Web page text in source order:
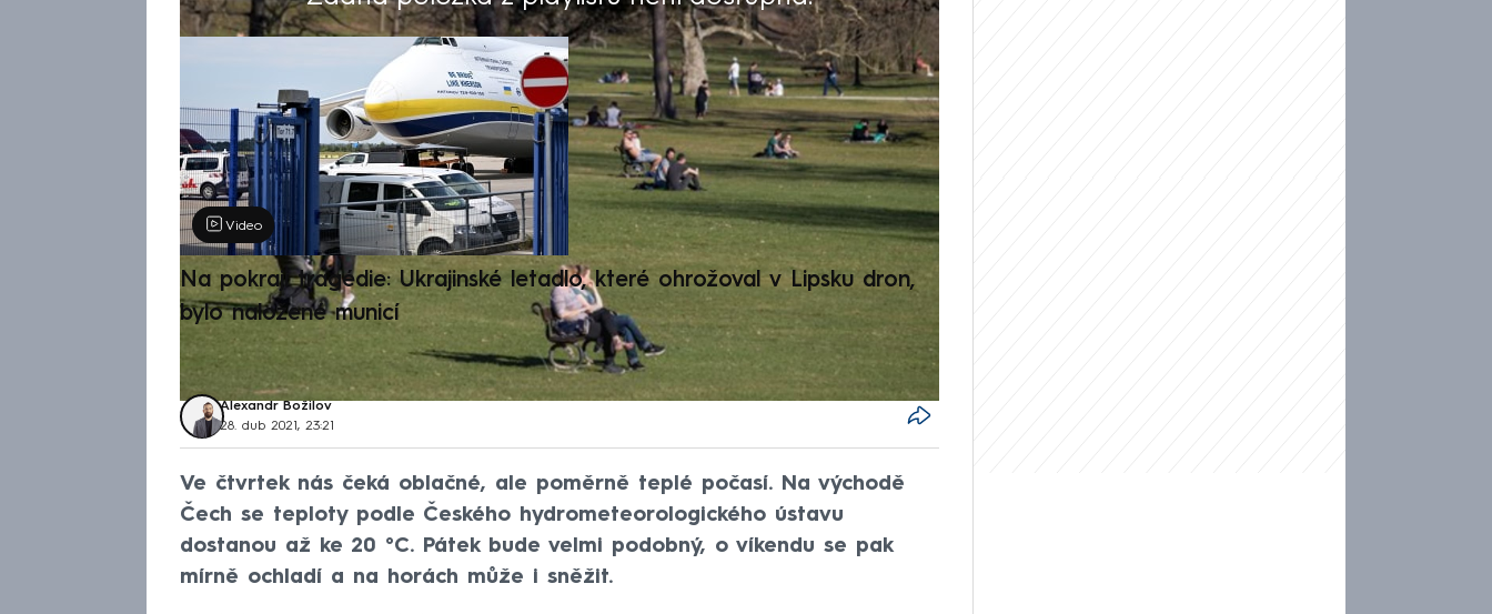
Video
Na pokraji tragédie: Ukrajinské letadlo, které ohrožoval v Lipsku dron,
bylo naložené municí
Alexandr Božilov
28. dub 2021, 23:21
Ve čtvrtek nás čeká oblačné, ale poměrně teplé počasí. Na východě
Čech se teploty podle Českého hydrometeorologického ústavu
dostanou až ke 20 °C. Pátek bude velmi podobný, o víkendu se pak
mírně ochladí a na horách může i sněžit.